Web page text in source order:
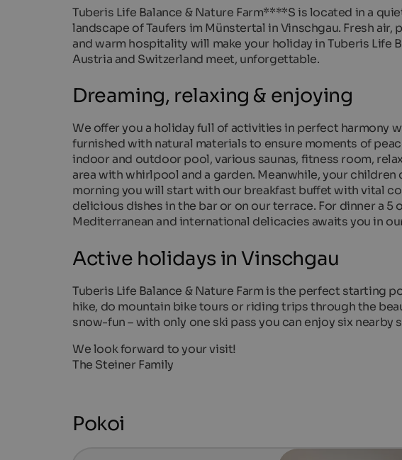
Tuberis Life Balance & Nature Farm****S is located in a
landscape of Taufers im Münstertal in Vinschgau. Fresh
and warm hospitality will make your holiday in Tuberis Life
Austria and Switzerland meet, unforgettable.
Dreaming, relaxing & enjoying
We offer you a holiday full of activities in perfect harmony
furnished with natural materials to ensure moments of
indoor and outdoor pool, various saunas, fitness room,
area with whirlpool and a garden. Meanwhile, your
morning you will start with our breakfast buffet with vital
delicious dishes in the bar or on our terrace. For dinner a 5
Mediterranean and international delicacies awaits you in
Active holidays in Vinschgau
Tuberis Life Balance & Nature Farm is the perfect starting
hike, do mountain bike tours or riding trips through the
snow-fun – with only one ski pass you can enjoy six nearby
We look forward to your visit!
The Steiner Family
Pokoi